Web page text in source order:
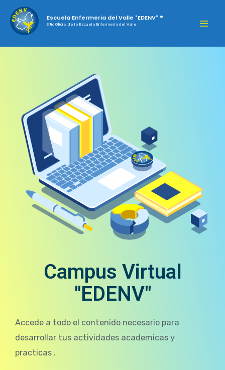
Escuela Enfermeria del Valle "EDENV" ®
Sitio Oficial de la Escuela Enfermeria del Valle
Campus Virtual
"EDENV"
Accede a todo el contenido necesario para
desarrollar tus actividades academicas y
practicas .